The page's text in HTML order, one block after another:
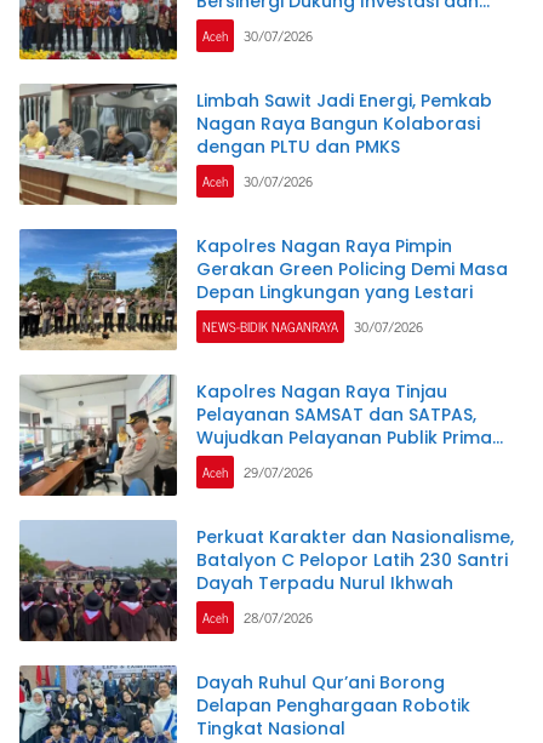
Pembangunan Daerah
Aceh 30/07/2026
Limbah Sawit Jadi Energi, Pemkab
Nagan Raya Bangun Kolaborasi
dengan PLTU dan PMKS
Aceh 30/07/2026
Kapolres Nagan Raya Pimpin
Gerakan Green Policing Demi Masa
Depan Lingkungan yang Lestari
NEWS-BIDIK NAGANRAYA 30/07/2026
Kapolres Nagan Raya Tinjau
Pelayanan SAMSAT dan SATPAS,
Wujudkan Pelayanan Publik Prima
Melalui Program Commander Wish
Kapolda Aceh
Aceh 29/07/2026
Perkuat Karakter dan Nasionalisme,
Batalyon C Pelopor Latih 230 Santri
Dayah Terpadu Nurul Ikhwah
Aceh 28/07/2026
Dayah Ruhul Qur’ani Borong
Delapan Penghargaan Robotik
Tingkat Nasional